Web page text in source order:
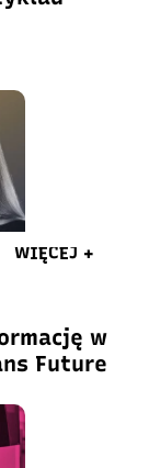
WIĘCEJ +
w
Future